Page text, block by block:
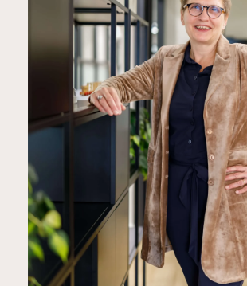
uw surfervaring op
te verbeteren, om
gepersonaliseerde
advertenties te tonen,
websiteverkeer te
om te begrijpen waar
bezoekers vandaan
Ik ga
Ik weiger
Wijzig mijn
Bureaumanager
0575 843738